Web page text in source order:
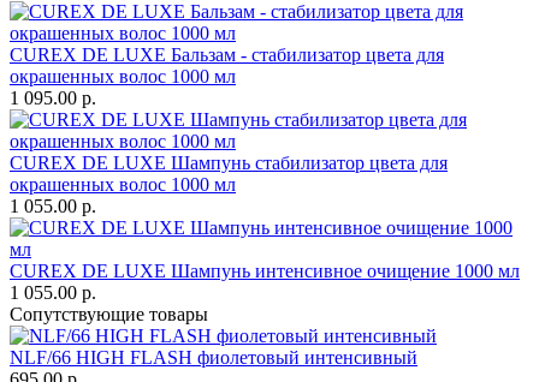
CUREX DE LUXE Бальзам - стабилизатор цвета для
окрашенных волос 1000 мл
1 095.00 р.
CUREX DE LUXE Шампунь стабилизатор цвета для
окрашенных волос 1000 мл
1 055.00 р.
CUREX DE LUXE Шампунь интенсивное очищение 1000 мл
1 055.00 р.
Сопутствующие товары
NLF/66 HIGH FLASH фиолетовый интенсивный